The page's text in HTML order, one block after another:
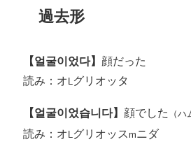
過去形
【얼굴이었다】 顔だった
読み：オ グリオッタ
【얼굴이었습니다】 顔でした （ハ
読み：オ グリオッス m ニダ